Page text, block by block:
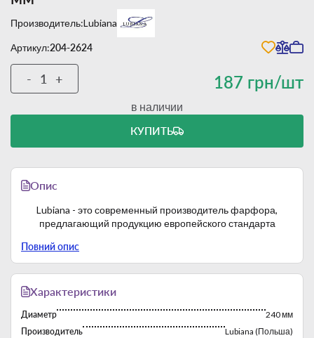
Производитель:Lubiana
Артикул:204-2624
187 грн/шт
- +
в наличии
КУПИТЬ
Опис
Lubiana - это современный производитель фарфора,
предлагающий продукцию европейского стандарта
Повний опис
Характеристики
Диаметр
240 мм
Производитель
Lubiana (Польша)